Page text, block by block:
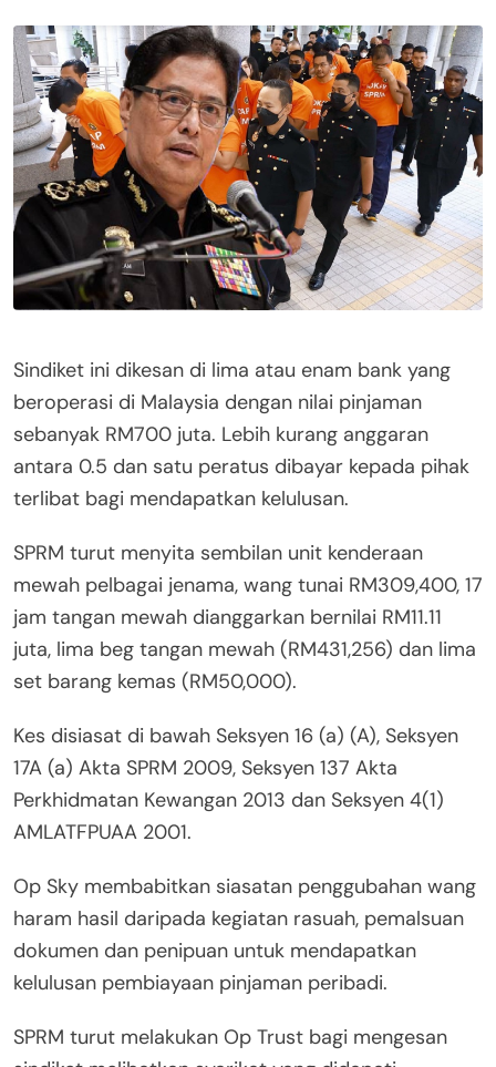
Sindiket ini dikesan di lima atau enam bank yang
beroperasi di Malaysia dengan nilai pinjaman
sebanyak RM700 juta. Lebih kurang anggaran
antara 0.5 dan satu peratus dibayar kepada pihak
terlibat bagi mendapatkan kelulusan.
SPRM turut menyita sembilan unit kenderaan
mewah pelbagai jenama, wang tunai RM309,400, 17
jam tangan mewah dianggarkan bernilai RM11.11
juta, lima beg tangan mewah (RM431,256) dan lima
set barang kemas (RM50,000).
Kes disiasat di bawah Seksyen 16 (a) (A), Seksyen
17A (a) Akta SPRM 2009, Seksyen 137 Akta
Perkhidmatan Kewangan 2013 dan Seksyen 4(1)
AMLATFPUAA 2001.
Op Sky membabitkan siasatan penggubahan wang
haram hasil daripada kegiatan rasuah, pemalsuan
dokumen dan penipuan untuk mendapatkan
kelulusan pembiayaan pinjaman peribadi.
SPRM turut melakukan Op Trust bagi mengesan